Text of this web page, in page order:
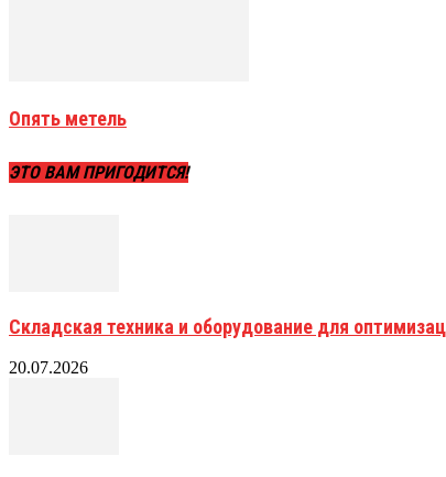
Опять метель
ЭТО ВАМ ПРИГОДИТСЯ!
Складская техника и оборудование для
20.07.2026